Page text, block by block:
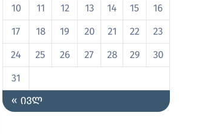
10
11 12 13 14 15
16
17
18 19 20 21 22
23
24
25 26 27 28 29
30
31
« ივლ